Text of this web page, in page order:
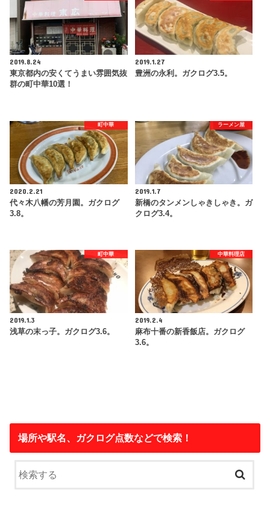
2019.8.24
東京都内の安くてうまい雰囲気抜
群の町中華10選！
2019.1.27
豊洲の永利。ガクログ3.5。
町中華
2020.2.21
代々木八幡の芳月園。ガクログ
3.8。
ラーメン屋
2019.1.7
新橋のタンメンしゃきしゃき。ガ
クログ3.4。
町中華
2019.1.3
浅草の末っ子。ガクログ3.6。
中華料理店
2019.2.4
麻布十番の新香飯店。ガクログ
3.6。
場所や駅名、ガクログ点数などで検索！